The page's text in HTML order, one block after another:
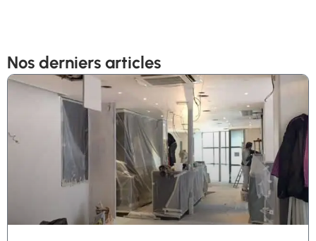
Nos derniers articles